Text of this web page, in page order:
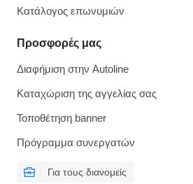
Κατάλογος επωνυμιών
Προσφορές μας
Διαφήμιση στην Autoline
Καταχώριση της αγγελίας σας
Τοποθέτηση banner
Πρόγραμμα συνεργατών
Για τους διανομείς